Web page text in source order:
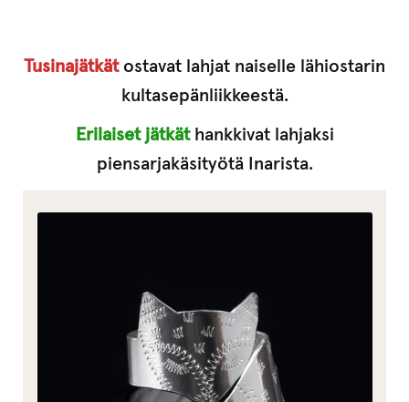
Tusinajätkätostavat lahjat naiselle lähiostarin
kultasepänliikkeestä.
Erilaiset jätkäthankkivat lahjaksi
piensarjakäsityötä Inarista.